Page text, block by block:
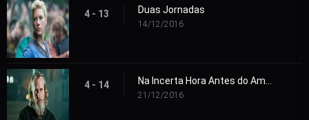
4 - 13 Duas Jornadas
14/12/2016
4 - 14
21/12/2016